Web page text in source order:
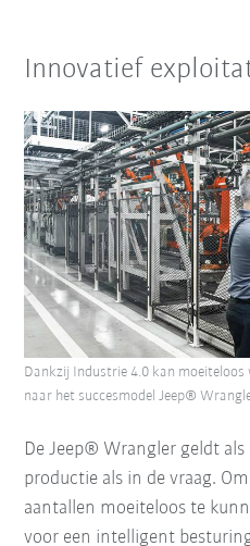
Innovatief
De Jeep® Wrangler geldt
productie als in de vraag.
aantallen moeiteloos te
voor een intelligent
Dankzij Industrie 4.0 kan
naar het succesmodel Jeep®